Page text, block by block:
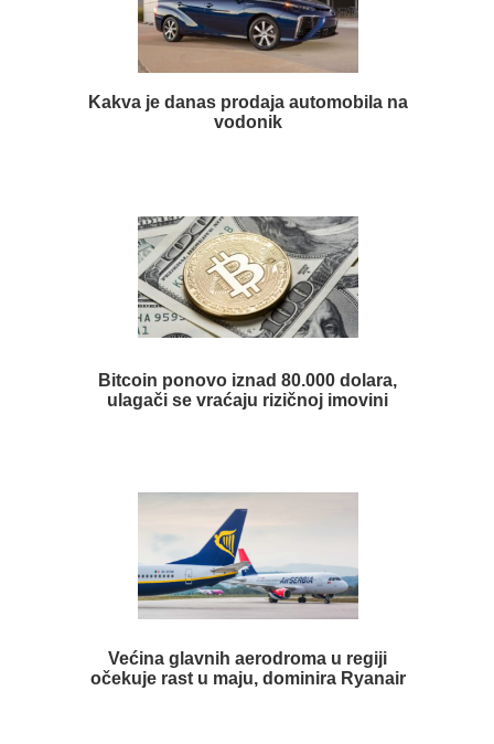
Kakva je danas prodaja automobila na
vodonik
Bitcoin ponovo iznad 80.000 dolara,
ulagači se vraćaju rizičnoj imovini
Većina glavnih aerodroma u regiji
očekuje rast u maju, dominira Ryanair